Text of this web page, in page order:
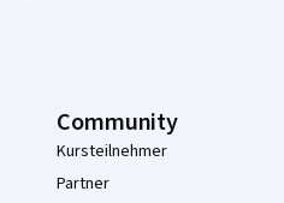
Community
Kursteilnehmer
Partner